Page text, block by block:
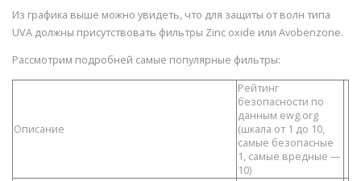
Из графика выше можно увидеть, что для защиты от волн типа
UVA должны присутствовать фильтры Zinc oxide или Avobenzone.
Рассмотрим подробней самые популярные фильтры:
Описание
Рейтинг
безопасности по
данным ewg.org
(шкала от 1 до 10,
самые безопасные
1, самые вредные —
10)